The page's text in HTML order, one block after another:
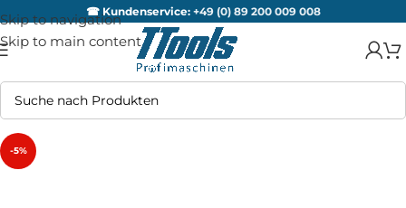
Skip to navigation
Skip to main content
☎ Kundenservice: +49 (0) 89 200 009 008
-5%